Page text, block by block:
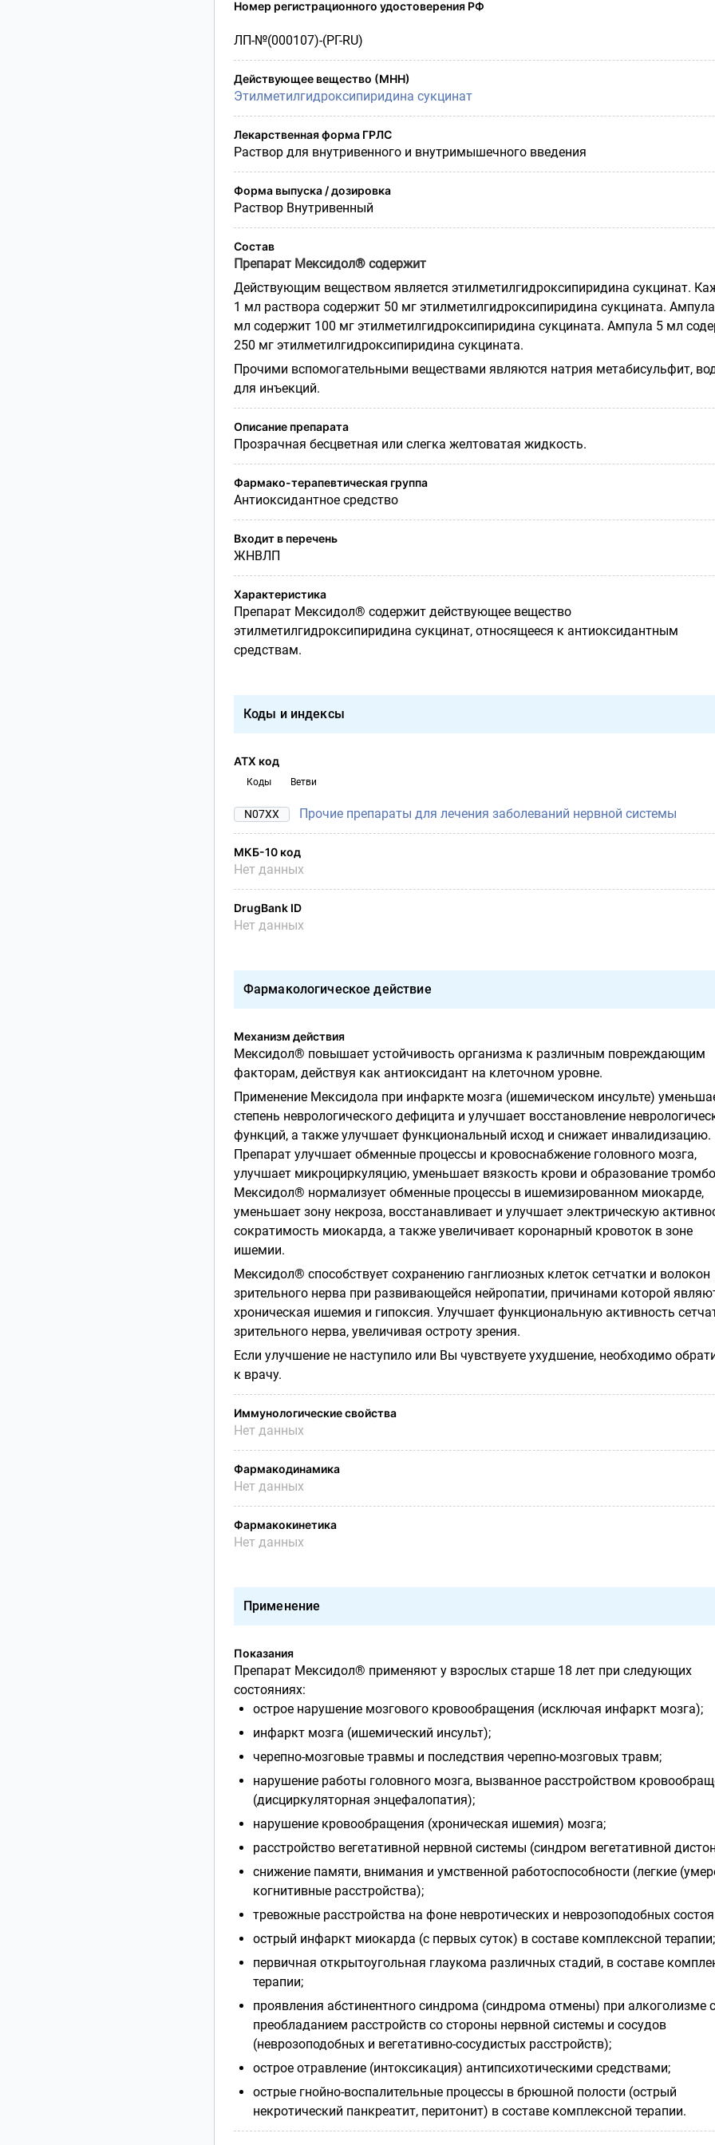
Номер регистрационного удостоверения РФ
ЛП-№(000107)-(РГ-RU)
Действующее вещество (МНН)
Этилметилгидроксипиридина сукцинат
Лекарственная форма ГРЛС
Раствор для внутривенного и внутримышечного введения
Форма выпуска / дозировка
Раствор Внутривенный
Состав
Препарат Мексидол® содержит
Действующим веществом является этилметилгидроксипиридина сукцинат.
1 мл раствора содержит 50 мг этилметилгидроксипиридина сукцината.
мл содержит 100 мг этилметилгидроксипиридина сукцината. Ампула 5 мл
250 мг этилметилгидроксипиридина сукцината.
Прочими вспомогательными веществами являются натрия метабисульфит,
для инъекций.
Описание препарата
Прозрачная бесцветная или слегка желтоватая жидкость.
Фармако-терапевтическая группа
Антиоксидантное средство
Входит в перечень
ЖНВЛП
Характеристика
Препарат Мексидол® содержит действующее вещество
этилметилгидроксипиридина сукцинат, относящееся к антиоксидантным
средствам.
Коды и индексы
АТХ код
Коды Ветви
N07XX Прочие препараты для лечения заболеваний нервной системы
МКБ-10 код
Нет данных
DrugBank ID
Нет данных
Фармакологическое действие
Механизм действия
Мексидол® повышает устойчивость организма к различным повреждающим
факторам, действуя как антиоксидант на клеточном уровне.
Применение Мексидола при инфаркте мозга (ишемическом инсульте)
степень неврологического дефицита и улучшает восстановление
функций, а также улучшает функциональный исход и снижает инвалидизацию.
Препарат улучшает обменные процессы и кровоснабжение головного мозга,
улучшает микроциркуляцию, уменьшает вязкость крови и образование
Мексидол® нормализует обменные процессы в ишемизированном миокарде,
уменьшает зону некроза, восстанавливает и улучшает электрическую
сократимость миокарда, а также увеличивает коронарный кровоток в зоне
ишемии.
Мексидол® способствует сохранению ганглиозных клеток сетчатки и волокон
зрительного нерва при развивающейся нейропатии, причинами которой
хроническая ишемия и гипоксия. Улучшает функциональную активность
зрительного нерва, увеличивая остроту зрения.
Если улучшение не наступило или Вы чувствуете ухудшение, необходимо
к врачу.
Иммунологические свойства
Нет данных
Фармакодинамика
Нет данных
Фармакокинетика
Нет данных
Применение
Показания
Препарат Мексидол® применяют у взрослых старше 18 лет при следующих
состояниях:
острое нарушение мозгового кровообращения (исключая инфаркт мозга);
инфаркт мозга (ишемический инсульт);
черепно-мозговые травмы и последствия черепно-мозговых травм;
нарушение работы головного мозга, вызванное расстройством
(дисциркуляторная энцефалопатия);
нарушение кровообращения (хроническая ишемия) мозга;
расстройство вегетативной нервной системы (синдром вегетативной
снижение памяти, внимания и умственной работоспособности (легкие
когнитивные расстройства);
тревожные расстройства на фоне невротических и неврозоподобных
острый инфаркт миокарда (с первых суток) в составе комплексной терапии;
первичная открытоугольная глаукома различных стадий, в составе
терапии;
проявления абстинентного синдрома (синдрома отмены) при алкоголизме с
преобладанием расстройств со стороны нервной системы и сосудов
(неврозоподобных и вегетативно-сосудистых расстройств);
острое отравление (интоксикация) антипсихотическими средствами;
острые гнойно-воспалительные процессы в брюшной полости (острый
некротический панкреатит, перитонит) в составе комплексной терапии.